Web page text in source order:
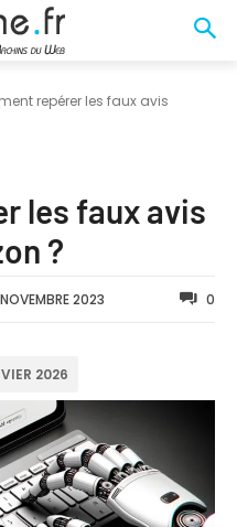
repérer les faux avis
les faux avis
?
2023 0
2026